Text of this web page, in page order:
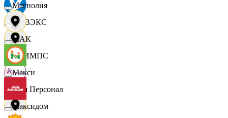
НОВЭКС
ОЛИМПС
Ваш Персонал
Магнолия
МАК
Макси
Максидом